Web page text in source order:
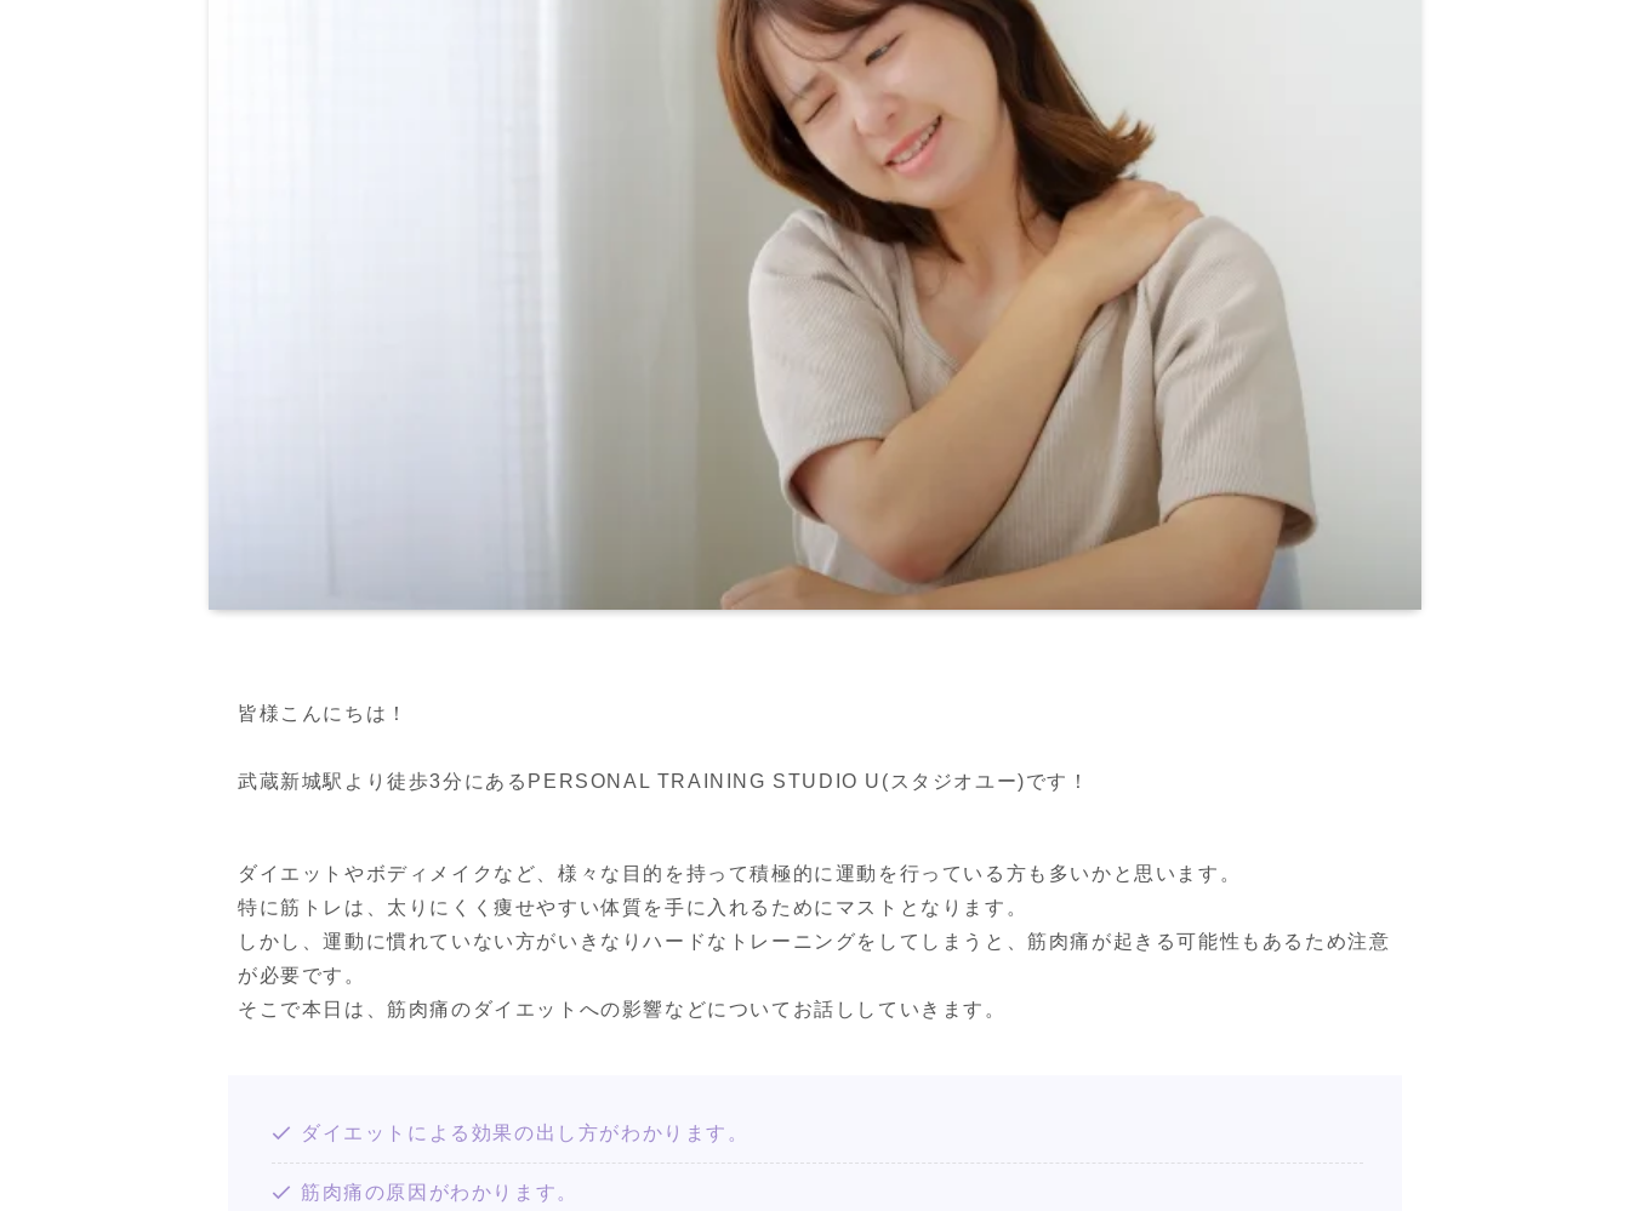
皆様こんにちは！
武蔵新城駅より徒歩3分にあるPERSONAL TRAINING STUDIO U(スタジオユー)です！
ダイエットやボディメイクなど、様々な目的を持って積極的に運動を行っている方も多いかと思います。
特に筋トレは、太りにくく痩せやすい体質を手に入れるためにマストとなります。
しかし、運動に慣れていない方がいきなりハードなトレーニングをしてしまうと、筋肉痛が起きる可能性もあるため注意
が必要です。
そこで本日は、筋肉痛のダイエットへの影響などについてお話ししていきます。
ダイエットによる効果の出し方がわかります。
筋肉痛の原因がわかります。